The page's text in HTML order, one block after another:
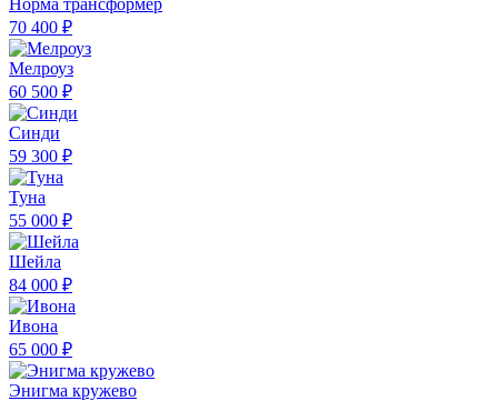
70 400 ₽
Мелроуз
60 500 ₽
Синди
59 300 ₽
Туна
55 000 ₽
Шейла
84 000 ₽
Ивона
65 000 ₽
Энигма кружево